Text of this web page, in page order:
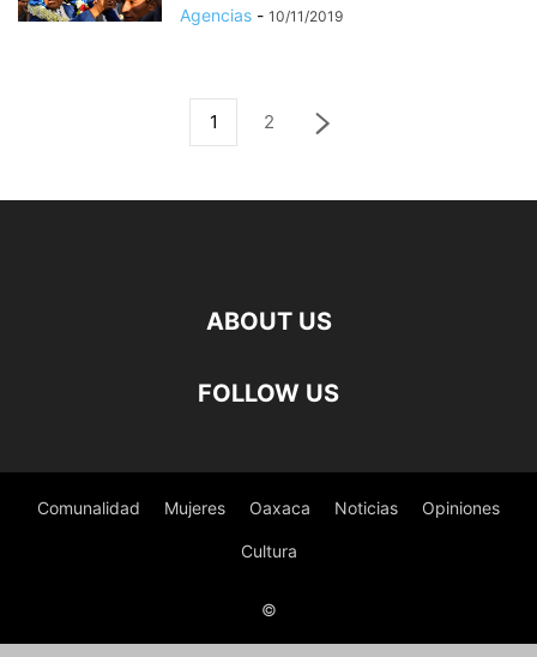
Agencias - 10/11/2019
1 2
ABOUT US
FOLLOW US
Comunalidad Mujeres Oaxaca Noticias Opiniones
Cultura
©